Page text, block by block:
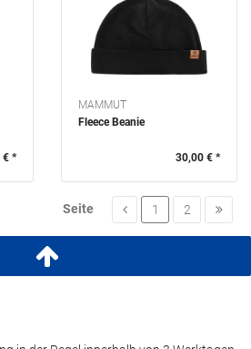
€ *
MAMMUT
Fleece Beanie
30,00 € *
Seite 1 2